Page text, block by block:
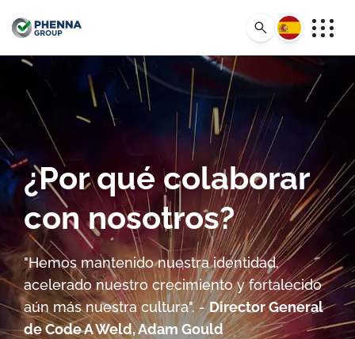
Español
¿Por qué colaborar
con nosotros?
"Hemos mantenido nuestra identidad,
acelerado nuestro crecimiento y fortalecido
aún más nuestra cultura". -Director General
de Code A Weld, Adam Gould